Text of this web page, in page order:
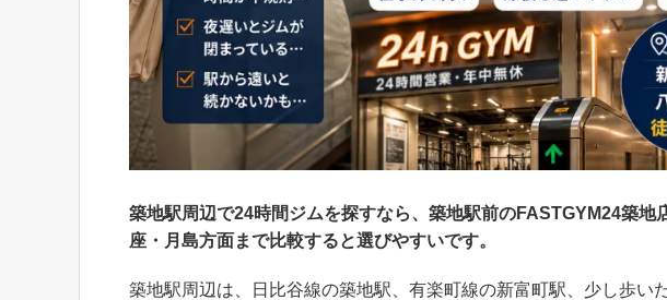
築地駅周辺で24時間ジムを探すなら、築地駅前のFASTGYM24築地
座・月島方面まで比較すると選びやすいです。
築地駅周辺は、日比谷線の築地駅、有楽町線の新富町駅、少し歩い